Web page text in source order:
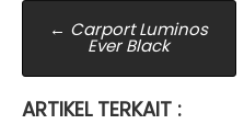
Post
navigation
← Carport Luminos
Ever Black
ARTIKEL TERKAIT :